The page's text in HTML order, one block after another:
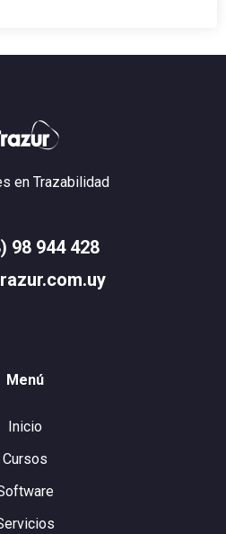
en Trazabilidad
98 944 428
Menú
Inicio
Cursos